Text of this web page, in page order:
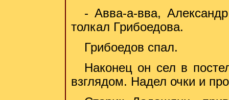
- Авва-а-вва,
толкал Грибоедова.
Грибоедов спал.
Наконец он сел в
взглядом. Надел очки и